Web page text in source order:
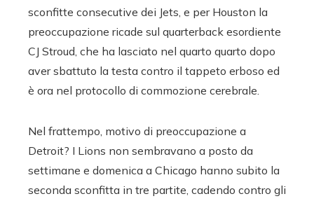
sconfitte consecutive dei Jets, e per Houston la
preoccupazione ricade sul quarterback esordiente
CJ Stroud, che ha lasciato nel quarto quarto dopo
aver sbattuto la testa contro il tappeto erboso ed
è ora nel protocollo di commozione cerebrale.
Nel frattempo, motivo di preoccupazione a
Detroit? I Lions non sembravano a posto da
settimane e domenica a Chicago hanno subito la
seconda sconfitta in tre partite, cadendo contro gli